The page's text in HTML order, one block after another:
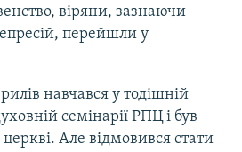
віряни, зазнаючи
перейшли у
навчався у тодішній
семінарії РПЦ і був
Але відмовився стати